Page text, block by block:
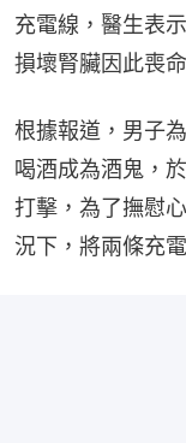
充電線，醫生表
損壞腎臟因此喪
根據報道，男子
喝酒成為酒鬼，
打擊，為了撫慰
況下，將兩條充